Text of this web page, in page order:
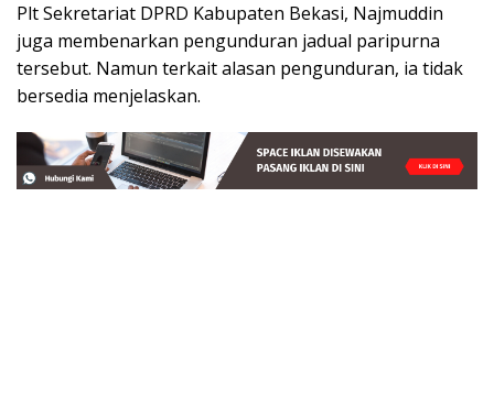
Plt Sekretariat DPRD Kabupaten Bekasi, Najmuddin
juga membenarkan pengunduran jadual paripurna
tersebut. Namun terkait alasan pengunduran, ia tidak
bersedia menjelaskan.